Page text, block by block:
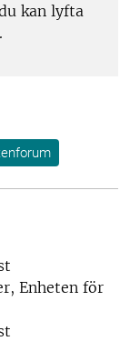
kan lyfta
Enheten för